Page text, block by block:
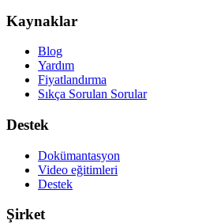
Kaynaklar
Blog
Yardım
Fiyatlandırma
Sıkça Sorulan Sorular
Destek
Dokümantasyon
Video eğitimleri
Destek
Şirket